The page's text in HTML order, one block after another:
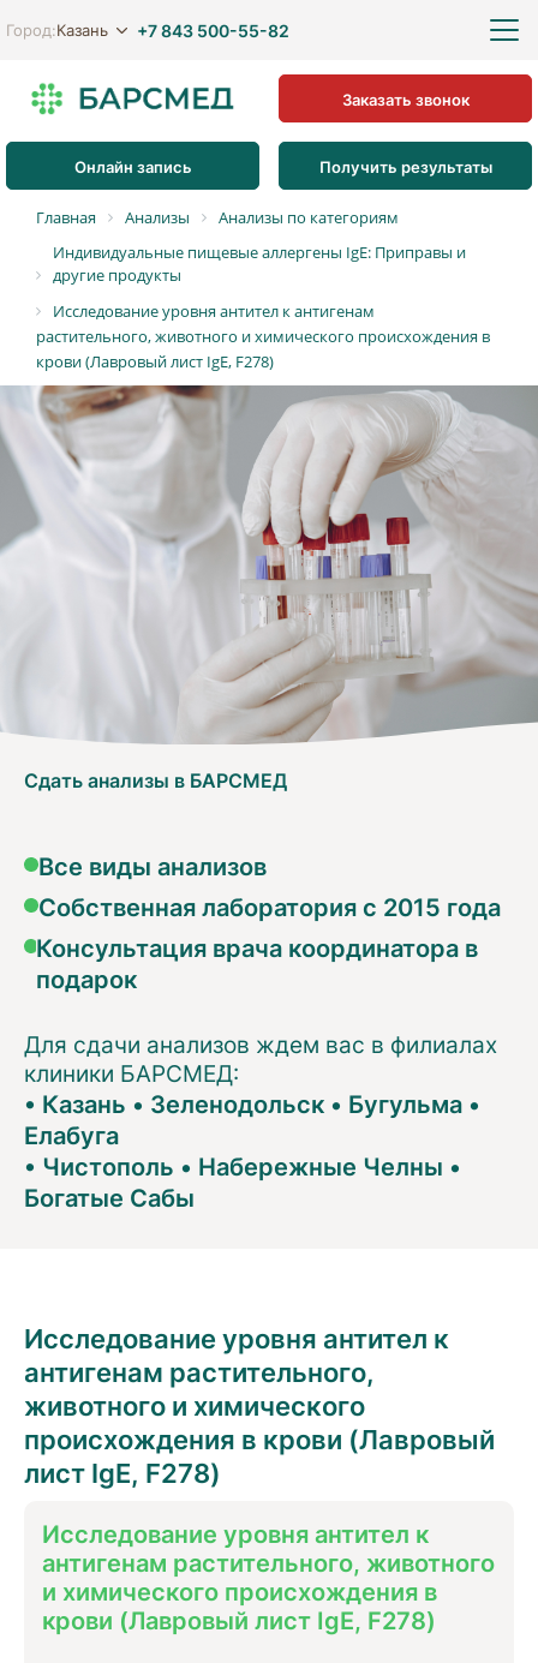
Город:Казань +7 843 500-55-82
Онлайн запись Получить результаты
Заказать звонок
Главная Анализы
Анализы по категориям
Индивидуальные пищевые аллергены IgE: Приправы и
другие продукты
Исследование уровня антител к антигенам
растительного, животного и химического происхождения в
крови (Лавровый лист IgE, F278)
Сдать анализы в БАРСМЕД
Все виды анализов
Собственная лаборатория с 2015 года
Консультация врача координатора в
подарок
Для сдачи анализов ждем вас в филиалах
клиники БАРСМЕД:
• Казань • Зеленодольск • Бугульма •
Елабуга
• Чистополь • Набережные Челны •
Богатые Сабы
Исследование уровня антител к
антигенам растительного,
животного и химического
происхождения в крови (Лавровый
лист IgE, F278)
Исследование уровня антител к
антигенам растительного, животного
и химического происхождения в
крови (Лавровый лист IgE, F278)